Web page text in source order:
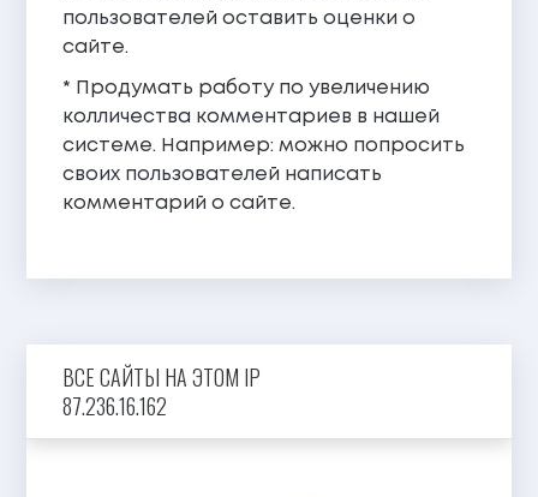
пользователей оставить оценки о
сайте.
* Продумать работу по увеличению
колличества комментариев в нашей
системе. Например: можно попросить
своих пользователей написать
комментарий о сайте.
ВСЕ САЙТЫ НА ЭТОМ IP
87.236.16.162